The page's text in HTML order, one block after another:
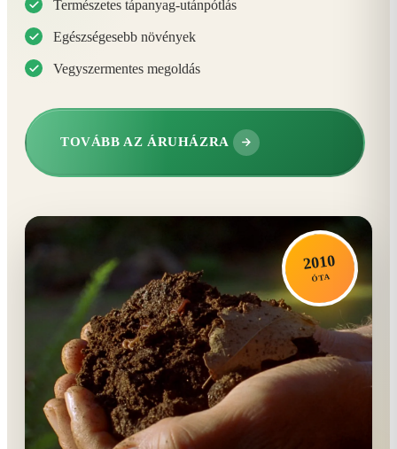
Természetes tápanyag-utánpótlás
Egészségesebb növények
Vegyszermentes megoldás
TOVÁBB AZ ÁRUHÁZRA
2010
ÓTA